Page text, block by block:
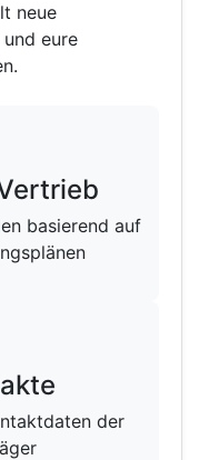
neue
eure
basierend auf
der